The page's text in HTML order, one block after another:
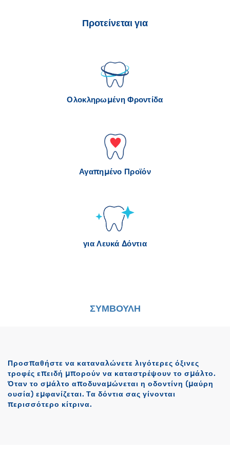
Προτείνεται για
Ολοκληρωμένη Φροντίδα
Αγαπημένο Προϊόν
για Λευκά Δόντια
ΣΥΜΒΟΥΛΗ
Προσπαθήστε να καταναλώνετε λιγότερες όξινες
τροφές επειδή μπορούν να καταστρέψουν το σμάλτο.
Όταν το σμάλτο αποδυναμώνεται η οδοντίνη (μαύρη
ουσία) εμφανίζεται. Τα δόντια σας γίνονται
περισσότερο κίτρινα.